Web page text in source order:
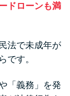
退去は避け
り賢い方
すすめしな
ドローンも満
法で未成年が
です。
「義務」を発